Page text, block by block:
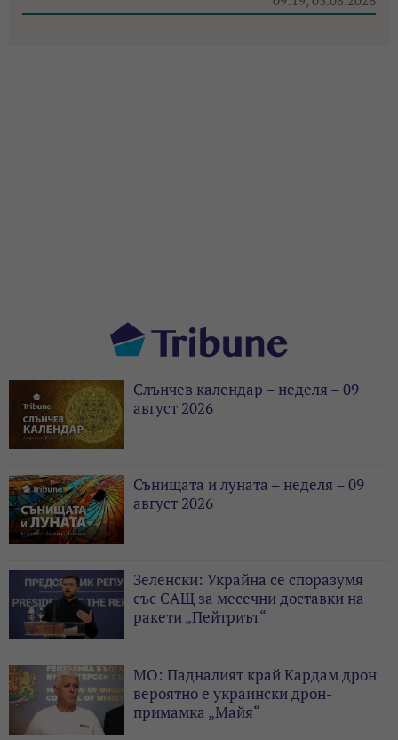
Слънчев календар – неделя – 09
август 2026
Сънищата и луната – неделя – 09
август 2026
Зеленски: Украйна се споразумя
със САЩ за месечни доставки на
ракети „Пейтриът“
МО: Падналият край Кардам дрон
вероятно е украински дрон-
примамка „Майя“